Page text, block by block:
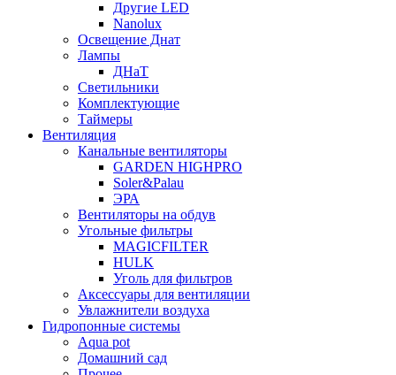
Другие LED
Nanolux
Освещение Днат
Лампы
ДНаТ
Светильники
Комплектующие
Таймеры
Вентиляция
Канальные вентиляторы
GARDEN HIGHPRO
Soler&Palau
ЭРА
Вентиляторы на обдув
Угольные фильтры
MAGICFILTER
HULK
Уголь для фильтров
Аксессуары для вентиляции
Увлажнители воздуха
Гидропонные системы
Aqua pot
Домашний сад